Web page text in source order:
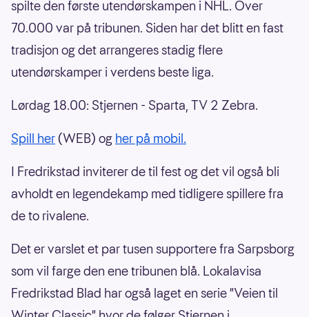
spilte den første utendørskampen i NHL. Over
70.000 var på tribunen. Siden har det blitt en fast
tradisjon og det arrangeres stadig flere
utendørskamper i verdens beste liga.
Lørdag 18.00: Stjernen - Sparta, TV 2 Zebra.
Spill her (WEB) og her på mobil.
I Fredrikstad inviterer de til fest og det vil også bli
avholdt en legendekamp med tidligere spillere fra
de to rivalene.
Det er varslet et par tusen supportere fra Sarpsborg
som vil farge den ene tribunen blå. Lokalavisa
Fredrikstad Blad har også laget en serie "Veien til